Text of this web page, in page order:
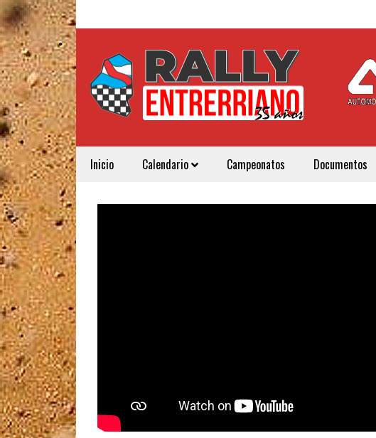
Inicio Calendario Campeonatos Documentos